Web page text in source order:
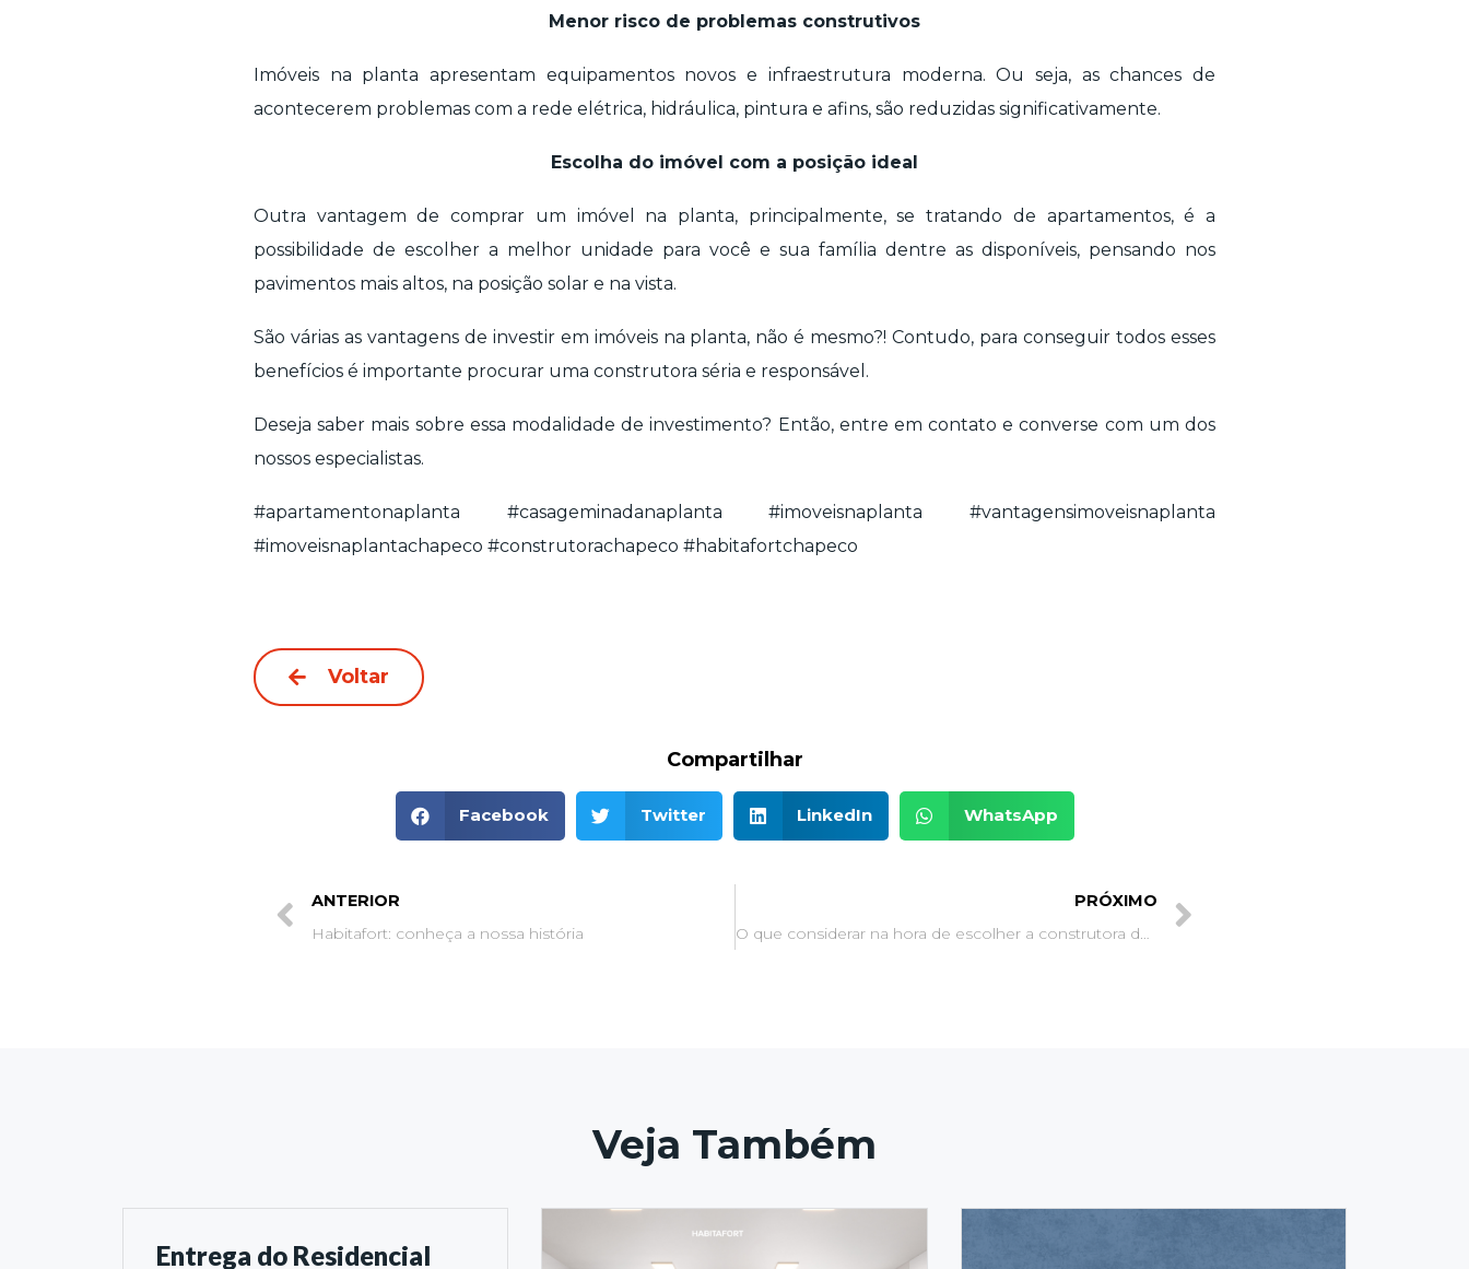
Menor risco de problemas construtivos
Imóveis na planta apresentam equipamentos novos e infraestrutura moderna. Ou seja, as chances de
acontecerem problemas com a rede elétrica, hidráulica, pintura e afins, são reduzidas significativamente.
Escolha do imóvel com a posição ideal
Outra vantagem de comprar um imóvel na planta, principalmente, se tratando de apartamentos, é a
possibilidade de escolher a melhor unidade para você e sua família dentre as disponíveis, pensando nos
pavimentos mais altos, na posição solar e na vista.
São várias as vantagens de investir em imóveis na planta, não é mesmo?! Contudo, para conseguir todos esses
benefícios é importante procurar uma construtora séria e responsável.
Deseja saber mais sobre essa modalidade de investimento? Então, entre em contato e converse com um dos
nossos especialistas.
#apartamentonaplanta #casageminadanaplanta #imoveisnaplanta #vantagensimoveisnaplanta
#imoveisnaplantachapeco #construtorachapeco #habitafortchapeco
Voltar
Compartilhar
Facebook Twitter LinkedIn WhatsApp
ANTERIOR
Habitafort: conheça a nossa história
PRÓXIMO
O que considerar na hora de escolher a construtora de seu novo lar?
Veja Também
Entrega do Residencial